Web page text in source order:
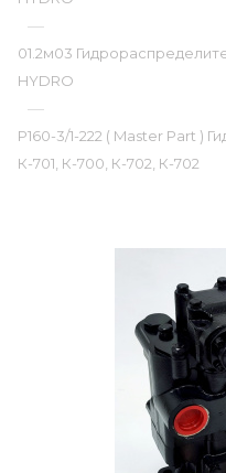
—
01.2м03
HYDRO
—
Р160-3/1-222 ( Master Part )
К-701, К-700, К-702, К-702